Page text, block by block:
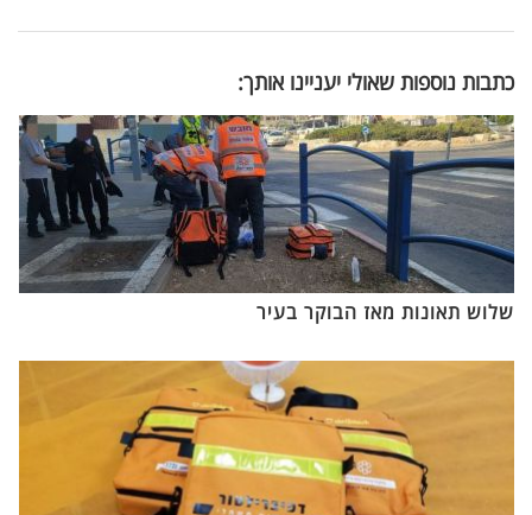
כתבות נוספות שאולי יעניינו אותך:
שלוש תאונות מאז הבוקר בעיר